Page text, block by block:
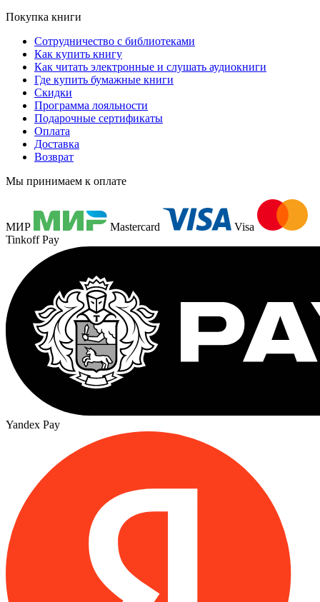
Покупка книги
Сотрудничество с библиотеками
Как купить книгу
Как читать электронные и слушать аудиокниги
Где купить бумажные книги
Скидки
Программа лояльности
Подарочные сертификаты
Оплата
Доставка
Возврат
Мы принимаем к оплате
МИР Mastercard
Visa
Tinkoff Pay
Yandex Pay